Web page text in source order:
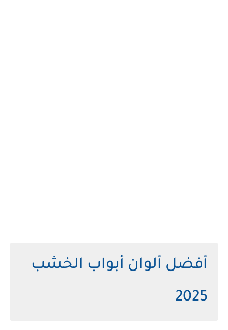
أفضل ألوان أبواب الخشب
2025